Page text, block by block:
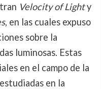
Velocity of Lighty
, en las cuales expuso
sobre la
luminosas. Estas
en el campo de la
en la